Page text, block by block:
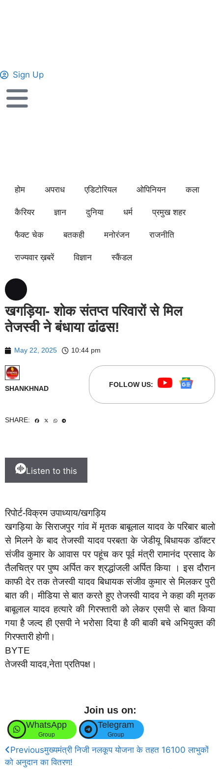
Sign Up
होम अपराध एडिटोरियल ओपिनियन कला
कैरियर ज्ञान दुनिया धर्म प्रमुख शहर
फैक्ट चेक बतकही मनोरंजन राजनीति
राज्यवार ख़बरें विज्ञान स्कैंडल
खगड़िया- शोक संतप्त परिवारों से मिल
तेजस्वी ने बंधाया ढांढस!
May 22, 2025 10:44 pm
SHANKHNAD FOLLOW US:
SHARE:
Listen to this
रिपोर्ट-विक्रम उपाध्याय/खगड़िय
खगड़िया के सिराजपुर गांव में मृतक बाबूलाल यादव के परिबार बालो
से मिलने के बाद तेजस्वी यादव परबता के जेडीयू बिधायक डाॅक्टर
संजीव कुमार के आवास पर पहूंच कर पूर्व मंत्री रामानंद प्रसाद के
तैलचित्र पर पुष्प अर्पित कर श्रद्धांजली अर्पित किया । इस दौरान
काफी देर तक तेजस्वी यादव बिधायक संजीव कुमार से मिलकर पुरी
बात की। मीडिया से बात करते हुए तेजस्वी यादव ने कहा की मृतक
बाबूलाल यादव हत्यारे की गिरफ्तारी को लेकर एसपी से बात किया
गया है जल्द ही एसपी ने भरोसा दिया है की बाकी बचे अभियुक्त की
गिरफ्तारी होगी।
BYTE
तेजस्वी यादव,नेता प्रतिपक्ष।
Join us on:
WhatsApp
Group
Telegram
Group
Previousमुख्यमंत्री निजी नलकूप योजना के तहत 16100 लाभुकों
को अनुदान का वितरण!